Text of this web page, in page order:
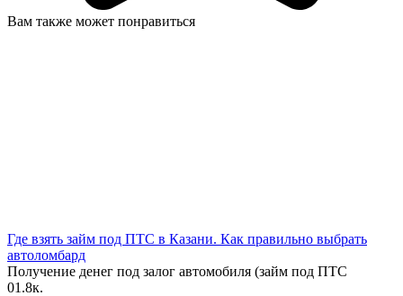
Вам также может понравиться
Где взять займ под ПТС в Казани. Как правильно выбрать
автоломбард
Получение денег под залог автомобиля (займ под ПТС
01.8к.